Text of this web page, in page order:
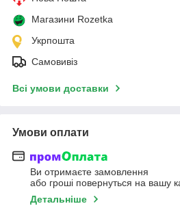
Магазини Rozetka
Укрпошта
Самовивіз
Всі умови доставки
Умови оплати
Ви отримаєте замовлення
або гроші повернуться на вашу
Детальніше